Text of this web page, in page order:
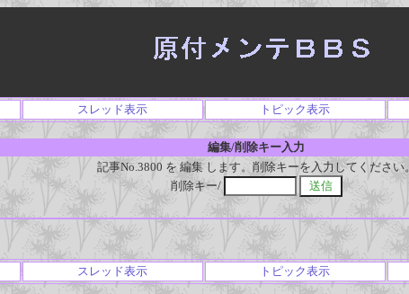
スレッド表示 トピック表示
編集/削除キー入力
記事No.3800 を 編集 します。削除キーを入力してください
削除キー/
スレッド表示 トピック表示